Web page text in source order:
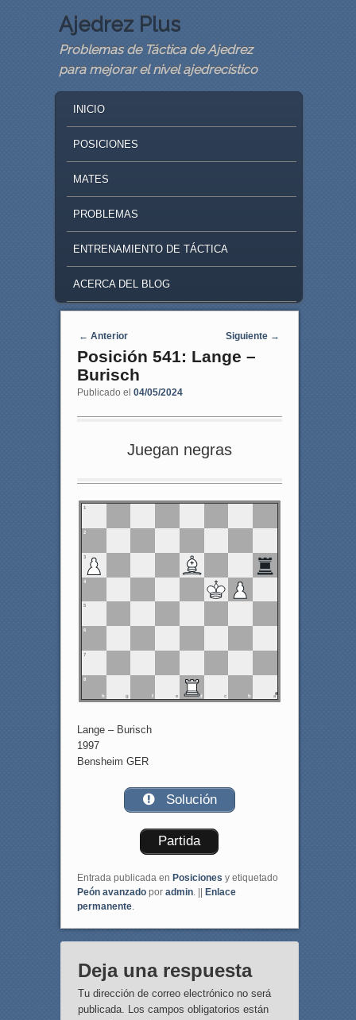
Ajedrez Plus
Problemas de Táctica de Ajedrez
para mejorar el nivel ajedrecístico
SKIP TO PRIMARY CONTENT
SKIP TO SECONDARY CONTENT
INICIO
POSICIONES
MATES
PROBLEMAS
ENTRENAMIENTO DE TÁCTICA
ACERCA DEL BLOG
Navegaci�n de entradas
← Anterior Siguiente →
Posición 541: Lange –
Burisch
Publicado el 04/05/2024
Juegan negras
1
2
3
4
5
6
7
8
h g e d c b a
Lange – Burisch
1997
Bensheim GER
Solución
Partida
Entrada publicada en Posiciones y etiquetado
Peón avanzadopor admin. || Enlace
permanente.
Deja una respuesta
Tu dirección de correo electrónico no será
publicada. Los campos obligatorios están